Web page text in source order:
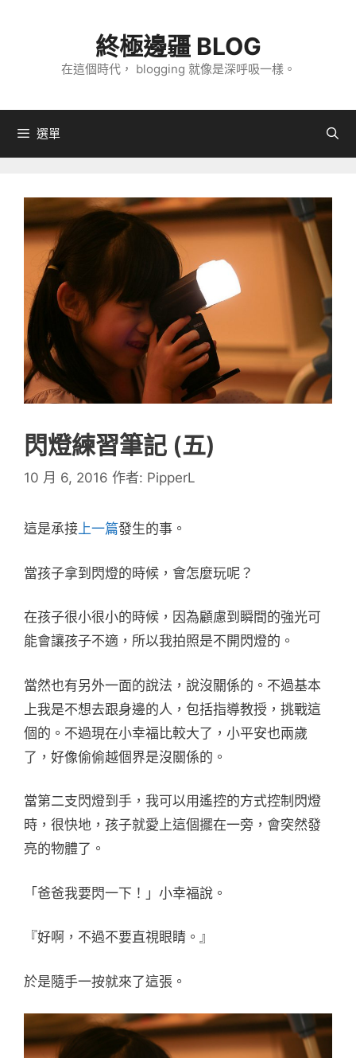
內
終極邊疆 BLOG
在這個時代， blogging 就像是深呼吸一樣。
選單
閃燈練習筆記 (五)
10 月 6, 2016 作者: PipperL
這是承接上一篇發生的事。
當孩子拿到閃燈的時候，會怎麼玩呢？
在孩子很小很小的時候，因為顧慮到瞬間的強光可
能會讓孩子不適，所以我拍照是不開閃燈的。
當然也有另外一面的說法，說沒關係的。不過基本
上我是不想去跟身邊的人，包括指導教授，挑戰這
個的。不過現在小幸福比較大了，小平安也兩歲
了，好像偷偷越個界是沒關係的。
當第二支閃燈到手，我可以用遙控的方式控制閃燈
時，很快地，孩子就愛上這個擺在一旁，會突然發
亮的物體了。
「爸爸我要閃一下！」小幸福說。
『好啊，不過不要直視眼睛。』
於是隨手一按就來了這張。